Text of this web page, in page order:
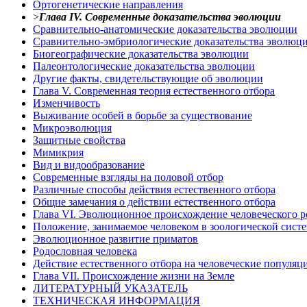
Ортогенетические направления
>Глава IV. Современные доказательства эволюции
Сравнительно-анатомические доказательства эволюции
Сравнительно-эмбриологические доказательства
Биогеографические доказательства эволюции
Палеонтологические доказательства эволюции
Другие факты, свидетельствующие об эволюции
Глава V. Современная теория естественного отбора
Изменчивость
Выживание особей в борьбе за существование
Микроэволюция
Защитные свойства
Мимикрия
Вид и видообразование
Современные взгляды на половой отбор
Различные способы действия естественного отбора
Общие замечания о действии естественного отбора
Глава VI. Эволюционное происхождение человеческого
Положение, занимаемое человеком в зоологической
Эволюционное развитие приматов
Родословная человека
Действие естественного отбора на человеческие
Глава VII. Происхождение жизни на Земле
ЛИТЕРАТУРНЫЙ УКАЗАТЕЛЬ
ТЕХНИЧЕСКАЯ ИНФОРМАЦИЯ